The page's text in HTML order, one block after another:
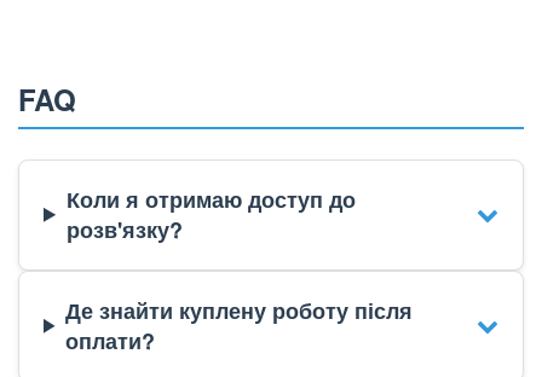
FAQ
Коли я отримаю доступ до
розв'язку?
Де знайти куплену роботу після
оплати?